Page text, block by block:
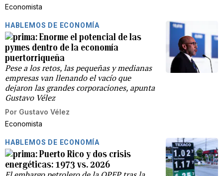
Economista
HABLEMOS DE ECONOMÍA
Enorme el potencial de las
pymes dentro de la economía
puertorriqueña
Pese a los retos, las pequeñas y medianas
empresas van llenando el vacío que
dejaron las grandes corporaciones, apunta
Gustavo Vélez
Por Gustavo Vélez
Economista
HABLEMOS DE ECONOMÍA
Puerto Rico y dos crisis
energéticas: 1973 vs. 2026